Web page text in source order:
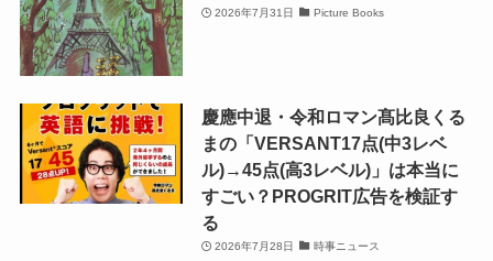
2026年7月31日 Picture Books
慶應中退・令和ロマン髙比良くる
まの「VERSANT17点(中3レベ
ル)→45点(高3レベル)」は本当に
すごい？PROGRIT広告を検証す
る
2026年7月28日 時事ニュース